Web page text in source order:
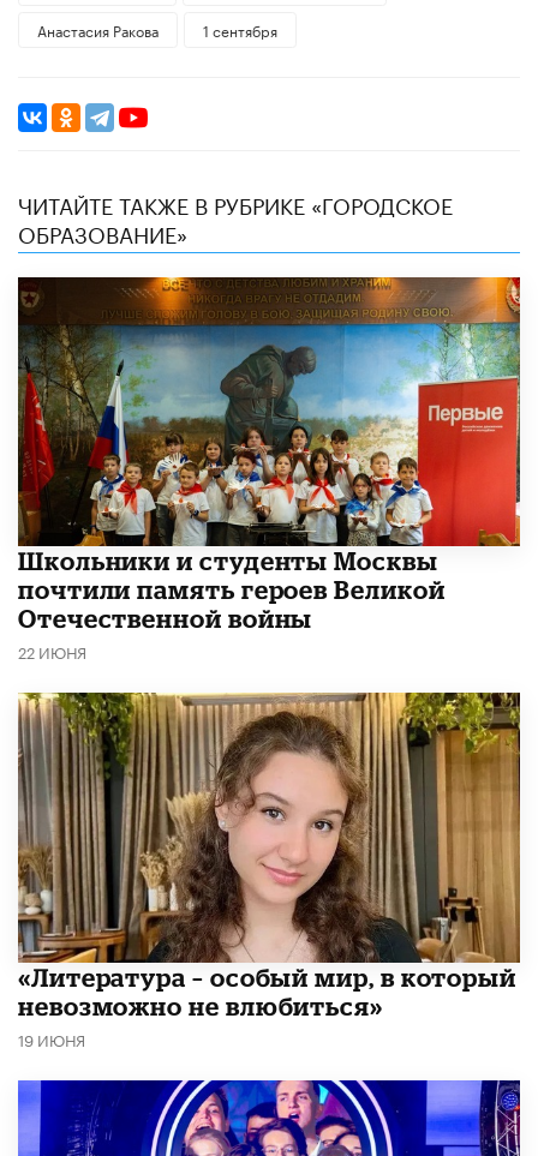
Анастасия Ракова
1 сентября
ЧИТАЙТЕ ТАКЖЕ В РУБРИКЕ «ГОРОДСКОЕ
ОБРАЗОВАНИЕ»
Школьники и студенты Москвы
почтили память героев Великой
Отечественной войны
22 ИЮНЯ
​«Литература – особый мир, в который
невозможно не влюбиться»
19 ИЮНЯ